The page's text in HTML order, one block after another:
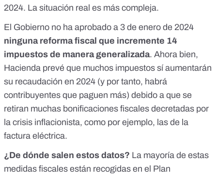
2024. La situación real es más compleja.
El Gobierno no ha aprobado a 3 de enero de 2024
ninguna reforma fiscal que incremente 14
impuestos de manera generalizada. Ahora bien,
Hacienda prevé que muchos impuestos sí aumentarán
su recaudación en 2024 (y por tanto, habrá
contribuyentes que paguen más) debido a que se
retiran muchas bonificaciones fiscales decretadas por
la crisis inflacionista, como por ejemplo, las de la
factura eléctrica.
¿De dónde salen estos datos? La mayoría de estas
medidas fiscales están recogidas en el Plan